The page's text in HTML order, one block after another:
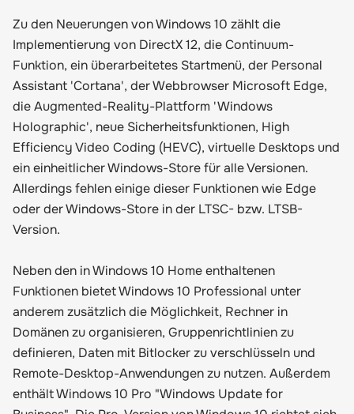
Zu den Neuerungen von Windows 10 zählt die
Implementierung von DirectX 12, die Continuum-
Funktion, ein überarbeitetes Startmenü, der Personal
Assistant 'Cortana', der Webbrowser Microsoft Edge,
die Augmented-Reality-Plattform 'Windows
Holographic', neue Sicherheitsfunktionen, High
Efficiency Video Coding (HEVC), virtuelle Desktops und
ein einheitlicher Windows-Store für alle Versionen.
Allerdings fehlen einige dieser Funktionen wie Edge
oder der Windows-Store in der LTSC- bzw. LTSB-
Version.
Neben den in Windows 10 Home enthaltenen
Funktionen bietet Windows 10 Professional unter
anderem zusätzlich die Möglichkeit, Rechner in
Domänen zu organisieren, Gruppenrichtlinien zu
definieren, Daten mit Bitlocker zu verschlüsseln und
Remote-Desktop-Anwendungen zu nutzen. Außerdem
enthält Windows 10 Pro "Windows Update for